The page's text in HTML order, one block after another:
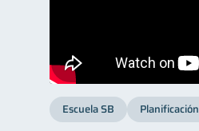
Escuela SB Planificación